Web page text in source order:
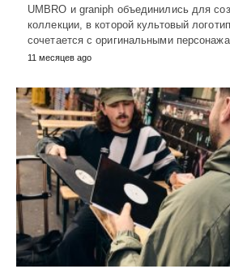
UMBRO и graniph объединились для
коллекции, в которой культовый
сочетается с оригинальными
11 месяцев ago